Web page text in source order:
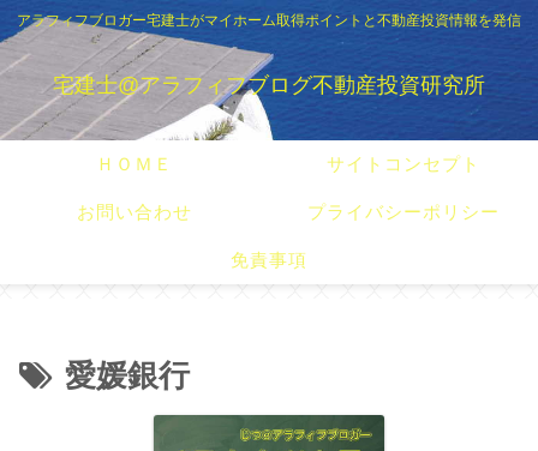
アラフィフブロガー宅建士がマイホーム取得ポイントと不動産投資情報を発信
宅建士@アラフィフブログ不動産投資研究所
ＨＯＭＥ サイトコンセプト
お問い合わせ プライバシーポリシー
免責事項
愛媛銀行